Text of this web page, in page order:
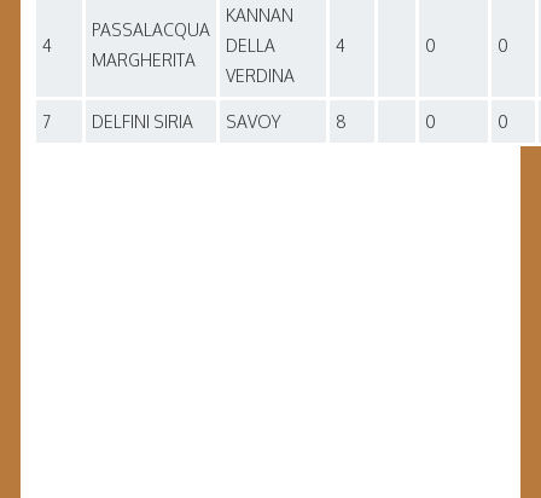
4
PASSALACQUA
MARGHERITA
KANNAN
DELLA
VERDINA
4 0 0
7 DELFINI SIRIA SAVOY 8 0 0